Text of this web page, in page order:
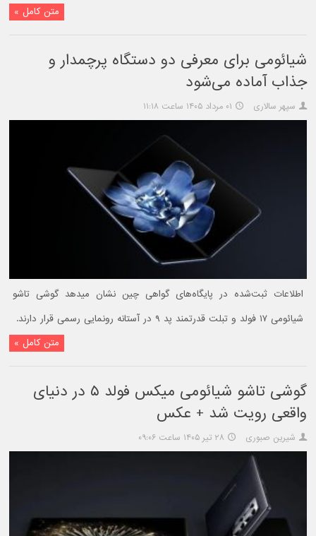
متن کامل »
شیائومی برای معرفی دو دستگاه پرچمدار و
جذاب آماده می‌شود
سپهر سالاری ۰۱ مرداد ۱۴۰۵ ساعت ۱۱:۱۸
اطلاعات ثبت‌شده در پایگاه‌های گواهی چین نشان میدهد گوشی تاشو
شیائومی ۱۷ فولد و تبلت قدرتمند پد ۹ در آستانه رونمایی رسمی قرار دارند.
متن کامل »
گوشی تاشو شیائومی میکس فولد ۵ در دنیای
واقعی رویت شد + عکس
شیرین صبوری ۲۸ تیر ۱۴۰۵ ساعت ۰۹:۰۶